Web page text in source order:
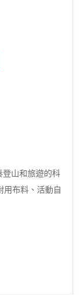
山和旅遊的科
用布料、活動自